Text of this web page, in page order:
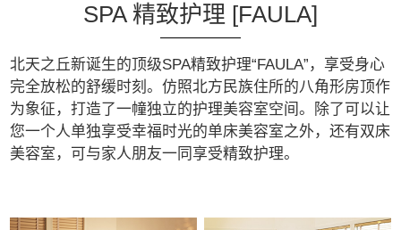
SPA 精致护理 [FAULA]
北天之丘新诞生的顶级SPA精致护理“FAULA”，享受身心
完全放松的舒缓时刻。仿照北方民族住所的八角形房顶作
为象征，打造了一幢独立的护理美容室空间。
除了可以让
您一个人单独享受幸福时光的单床美容室之外，还有双床
美容室，可与家人朋友一同享受精致护理。